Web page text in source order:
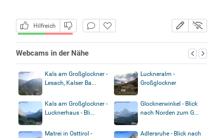
Hilfreich
Webcams in der Nähe
Kals am Großglockner -
Lesach, Kalser Ba...
Luckneralm -
Großglockner
Kals am Großglockner -
Lucknerhaus - Bli...
Glocknerwinkel - Blick
nach Norden zum G...
Matrei in Osttirol -
Adlersruhe - Blick nach